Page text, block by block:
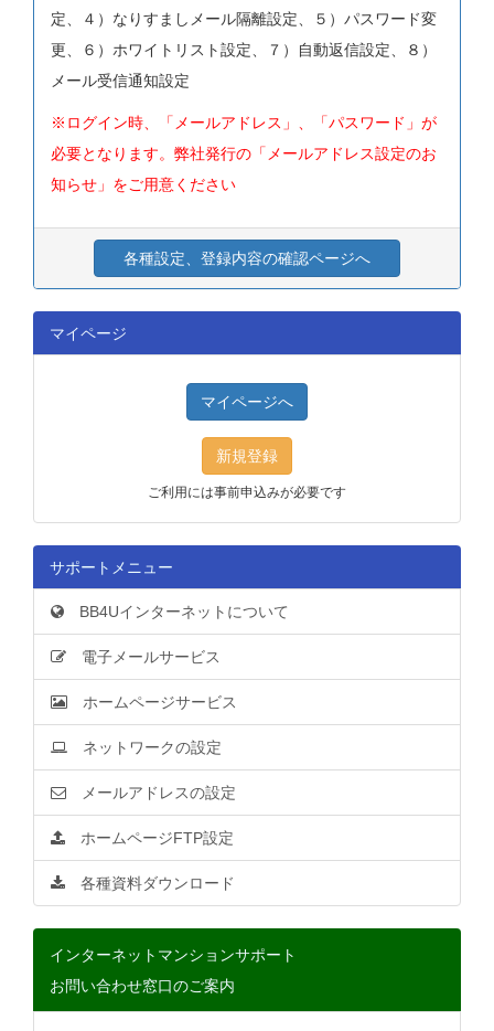
定、４）なりすましメール隔離設定、５）パスワード変
更、６）ホワイトリスト設定、７）自動返信設定、８）
メール受信通知設定
※ログイン時、「メールアドレス」、「パスワード」が
必要となります。弊社発行の「メールアドレス設定のお
知らせ」をご用意ください
各種設定、登録内容の確認ページへ
マイページ
マイページへ
新規登録
ご利用には事前申込みが必要です
サポートメニュー
BB4Uインターネットについて
電子メールサービス
ホームページサービス
ネットワークの設定
メールアドレスの設定
ホームページFTP設定
各種資料ダウンロード
インターネットマンションサポート
お問い合わせ窓口のご案内